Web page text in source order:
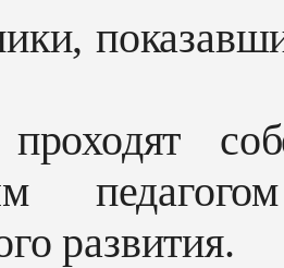
проходят
развития.